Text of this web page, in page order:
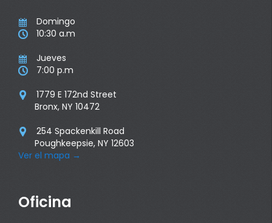
 Domingo
 10:30 a.m
 Jueves
 7:00 p.m

1779 E 172nd Street
Bronx, NY 10472

254 Spackenkill Road
Poughkeepsie, NY 12603
Ver el mapa →
Oficina